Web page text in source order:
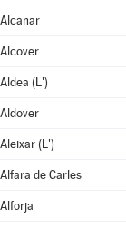
Alcanar
Alcover
Aldea (L')
Aldover
Aleixar (L')
Alfara de Carles
Alforja